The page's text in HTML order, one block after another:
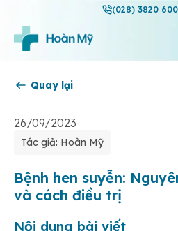
(028) 3820
Thuận
Quay lại
26/09/2023
Tác giả: Hoàn Mỹ
Bệnh hen suyễn:
và cách điều trị
Nội dung bài viết